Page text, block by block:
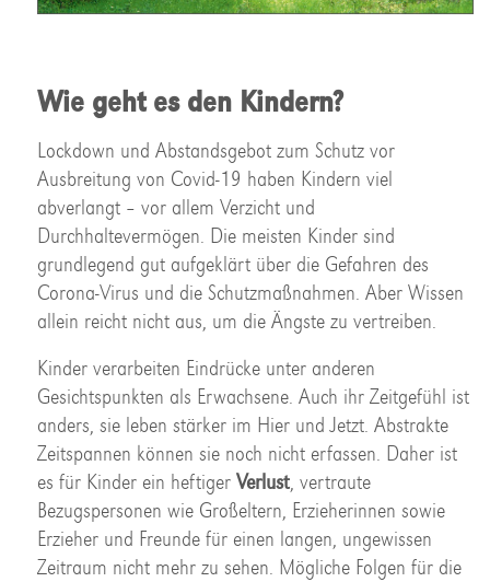
Wie geht es den Kindern?
Lockdown und Abstandsgebot zum Schutz vor
Ausbreitung von Covid-19 haben Kindern viel
abverlangt – vor allem Verzicht und
Durchhaltevermögen. Die meisten Kinder sind
grundlegend gut aufgeklärt über die Gefahren des
Corona-Virus und die Schutzmaßnahmen. Aber Wissen
allein reicht nicht aus, um die Ängste zu vertreiben.
Kinder verarbeiten Eindrücke unter anderen
Gesichtspunkten als Erwachsene. Auch ihr Zeitgefühl ist
anders, sie leben stärker im Hier und Jetzt. Abstrakte
Zeitspannen können sie noch nicht erfassen. Daher ist
es für Kinder ein heftiger Verlust, vertraute
Bezugspersonen wie Großeltern, Erzieherinnen sowie
Erzieher und Freunde für einen langen, ungewissen
Zeitraum nicht mehr zu sehen. Mögliche Folgen für die